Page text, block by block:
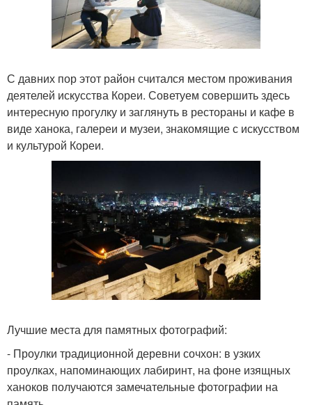
С давних пор этот район считался местом проживания
деятелей искусства Кореи. Советуем совершить здесь
интересную прогулку и заглянуть в рестораны и кафе в
виде ханока, галереи и музеи, знакомящие с искусством
и культурой Кореи.
Лучшие места для памятных фотографий:
- Проулки традиционной деревни сочхон: в узких
проулках, напоминающих лабиринт, на фоне изящных
ханоков получаются замечательные фотографии на